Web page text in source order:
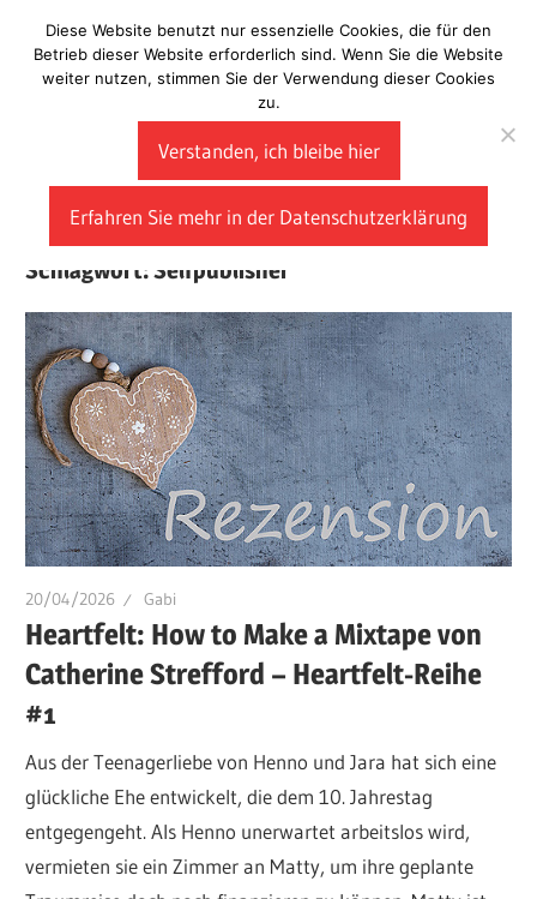
Inhalt
springen
Laberladen
Schlagwort:Selfpublisher
20/04/2026 Gabi
Heartfelt: How to Make a Mixtape von
Catherine Strefford – Heartfelt-Reihe
#1
Aus der Teenagerliebe von Henno und Jara hat sich eine
glückliche Ehe entwickelt, die dem 10. Jahrestag
entgegengeht. Als Henno unerwartet arbeitslos wird,
vermieten sie ein Zimmer an Matty, um ihre geplante
Diese Website benutzt nur essenzielle Cookies, die für den
Betrieb dieser Website erforderlich sind. Wenn Sie die Website
weiter nutzen, stimmen Sie der Verwendung dieser Cookies
zu.
Verstanden, ich bleibe hier
Erfahren Sie mehr in der Datenschutzerklärung